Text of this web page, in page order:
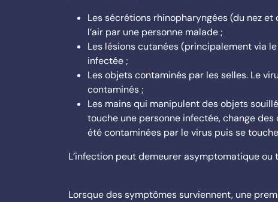
Les sécrétions rhinopharyngées (du nez
l’air par une personne malade ;
Les lésions cutanées (principalement via
infectée ;
Les objets contaminés par les selles. Le
contaminés ;
Les mains qui manipulent des objets
touche une personne infectée, change
été contaminées par le virus puis se
L’infection peut demeurer asymptomatique
Lorsque des symptômes surviennent, une